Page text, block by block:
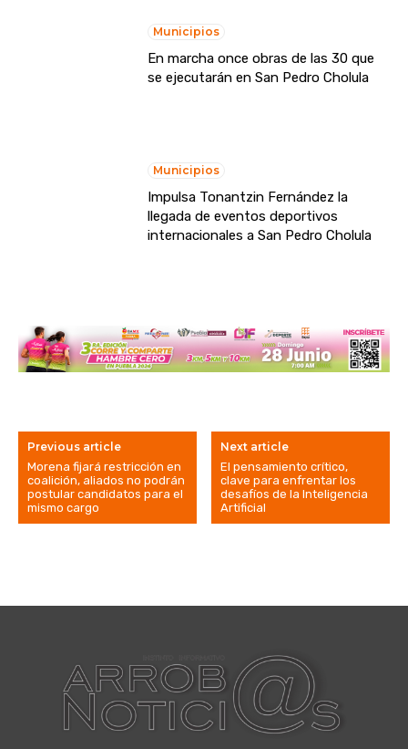
Municipios
En marcha once obras de las 30 que
se ejecutarán en San Pedro Cholula
Municipios
Impulsa Tonantzin Fernández la
llegada de eventos deportivos
internacionales a San Pedro Cholula
Previous article
Morena fijará restricción en
coalición, aliados no podrán
postular candidatos para el
mismo cargo
Next article
El pensamiento crítico,
clave para enfrentar los
desafíos de la Inteligencia
Artificial